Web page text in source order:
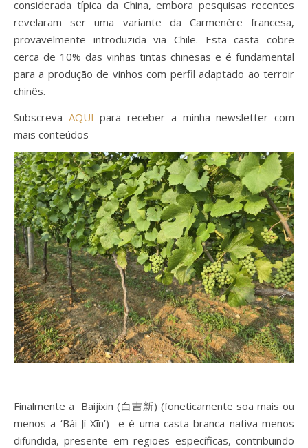
considerada típica da China, embora pesquisas recentes
revelaram ser uma variante da Carmenère francesa,
provavelmente introduzida via Chile. Esta casta cobre
cerca de 10% das vinhas tintas chinesas e é fundamental
para a produção de vinhos com perfil adaptado ao terroir
chinês.
Subscreva AQUI para receber a minha newsletter com
mais conteúdos
Finalmente a Baijixin (白吉新) (foneticamente soa mais ou
menos a ‘Bái Jí Xīn’) e é uma casta branca nativa menos
difundida, presente em regiões específicas, contribuindo